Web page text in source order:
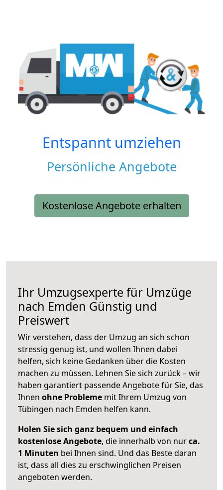
Entspannt umziehen
Persönliche Angebote
Kostenlose Angebote erhalten
Ihr Umzugsexperte für Umzüge
nach Emden Günstig und
Preiswert
Wir verstehen, dass der Umzug an sich schon
stressig genug ist, und wollen Ihnen dabei
helfen, sich keine Gedanken über die Kosten
machen zu müssen. Lehnen Sie sich zurück – wir
haben garantiert passende Angebote für Sie, das
Ihnen ohne Probleme mit Ihrem Umzug von
Tübingen nach Emden helfen kann.
Holen Sie sich ganz bequem und einfach
kostenlose Angebote, die innerhalb von nurca.
1 Minuten bei Ihnen sind. Und das Beste daran
ist, dass all dies zu erschwinglichen Preisen
angeboten werden.